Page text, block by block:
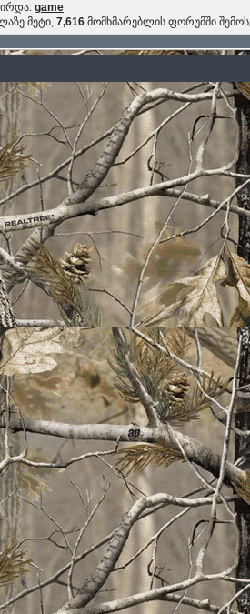
game
მეტი, 7,616მომხმარებლის ფორუმში